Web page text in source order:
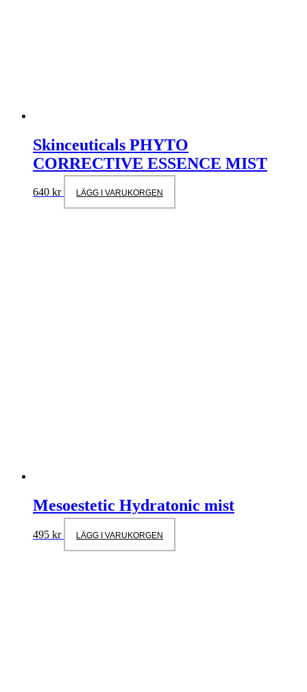
Skinceuticals PHYTO
CORRECTIVE ESSENCE MIST
640 kr LÄGG I VARUKORGEN
Mesoestetic Hydratonic mist
495 kr LÄGG I VARUKORGEN